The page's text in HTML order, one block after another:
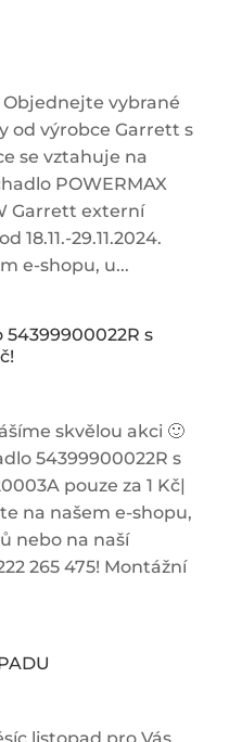
Objednejte vybrané
od výrobce Garrett s
se vztahuje na
POWERMAX
Garrett externí
18.11.-29.11.2024.
e-shopu, u...
s
skvělou akci 🙂
54399900022R s
pouze za 1 Kč|
na našem e-shopu,
nebo na naší
265 475! Montážní